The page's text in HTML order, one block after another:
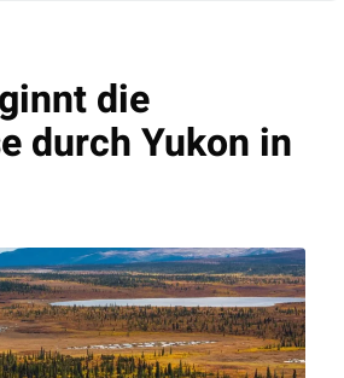
die
durch Yukon in